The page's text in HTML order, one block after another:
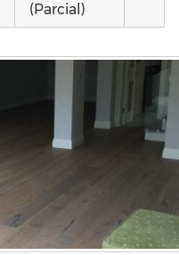
(Parcial)
Vivienda
Otros